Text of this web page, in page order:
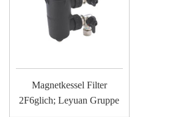
Magnetkessel Filter
2F6glich; Leyuan Gruppe